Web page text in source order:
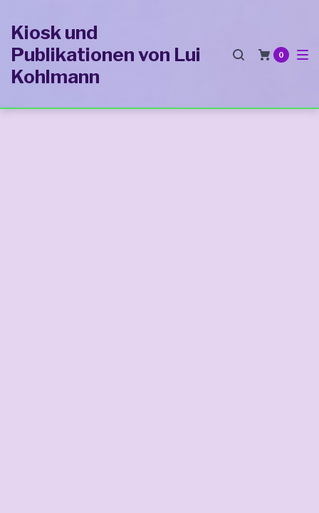
Hauptnavigation
springen
Inhalt
springen
Footer
springen
Kiosk und
Publikationen von Lui
Kohlmann
0